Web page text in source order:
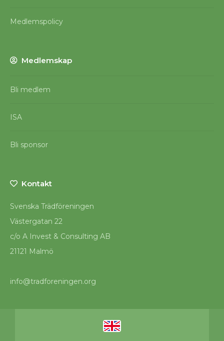
Medlemspolicy
Medlemskap
Bli medlem
ISA
Bli sponsor
Kontakt
Svenska Trädföreningen
Västergatan 22
c/o A Invest & Consulting AB
21121 Malmö
info@tradforeningen.org